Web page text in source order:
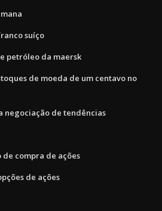
suíço
petróleo da maersk
de moeda de um centavo no
negociação de tendências
compra de ações
de ações